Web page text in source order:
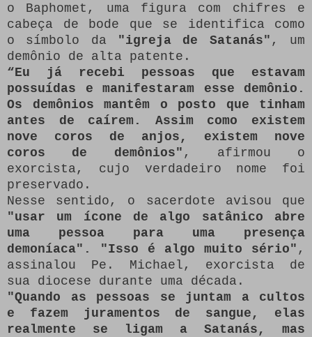
o Baphomet, uma figura com chifres e
cabeça de bode que se identifica como
o símbolo da "igreja de Satanás" , um
demônio de alta patente.
“Eu já recebi pessoas que estavam
possuídas e manifestaram esse demônio.
Os demônios mantêm o posto que tinham
antes de caírem. Assim como existem
nove coros de anjos, existem nove
coros de demônios" , afirmou o
exorcista, cujo verdadeiro nome foi
preservado.
Nesse sentido, o sacerdote avisou que
"usar um ícone de algo satânico abre
uma pessoa para uma presença
demoníaca". "Isso é algo muito sério" ,
assinalou Pe. Michael, exorcista de
sua diocese durante uma década.
"Quando as pessoas se juntam a cultos
e fazem juramentos de sangue, elas
realmente se ligam a Satanás, mas